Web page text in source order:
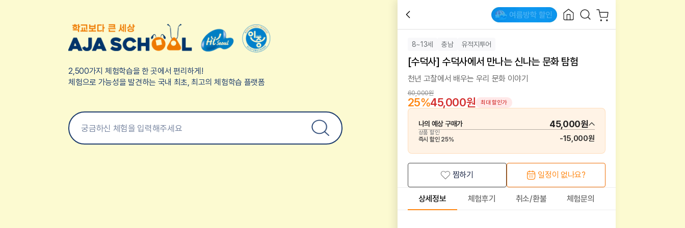
2,500가지 체험학습을 한 곳에서 편리하게!
체험으로 가능성을 발견하는 국내 최초, 최고의 체험학습 플랫폼
8~13세 충남 유적지투어
[수덕사] 수덕사에서 만나는 신나는 문화 탐험
천년 고찰에서 배우는 우리 문화 이야기
60,000원
25%45,000원 최대 할인가
나의 예상 구매가 45,000원
상품 할인
즉시 할인 25% -15,000원
찜하기 일정이 없나요?
상세정보 체험후기 취소/환불 체험문의